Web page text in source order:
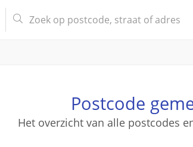
Postcode
Het overzicht van alle postcodes